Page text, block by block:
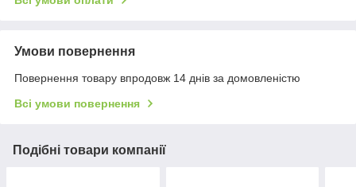
Умови повернення
Повернення товару впродовж 14 днів за домовленістю
Всі умови повернення
Подібні товари компанії